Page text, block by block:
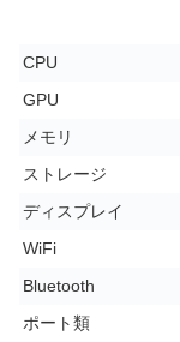
CPU
GPU
メモリ
ストレージ
ディスプレイ
WiFi
Bluetooth
ポート類